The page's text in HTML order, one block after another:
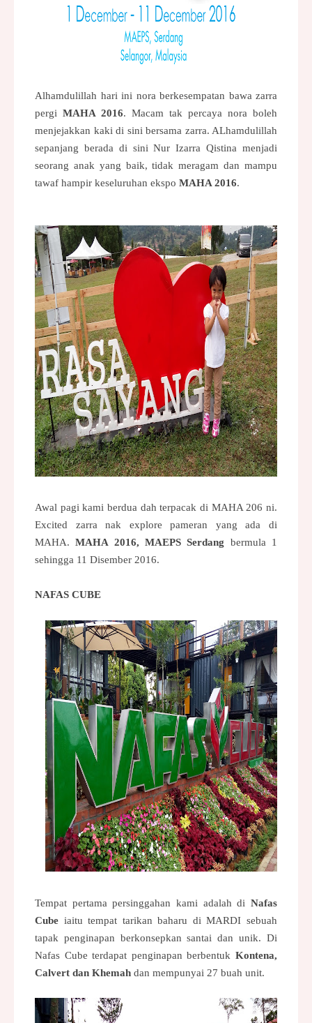
Alhamdulillah hari ini nora berkesempatan bawa zarra
pergi MAHA 2016. Macam tak percaya nora boleh
menjejakkan kaki di sini bersama zarra. ALhamdulillah
sepanjang berada di sini Nur Izarra Qistina menjadi
seorang anak yang baik, tidak meragam dan mampu
tawaf hampir keseluruhan ekspo MAHA 2016.
Awal pagi kami berdua dah terpacak di MAHA 206 ni.
Excited zarra nak explore pameran yang ada di
MAHA.MAHA 2016, MAEPS Serdang bermula 1
sehingga 11 Disember 2016.
NAFAS CUBE
Tempat pertama persinggahan kami adalah di Nafas
Cube iaitu tempat tarikan baharu di MARDI sebuah
tapak penginapan berkonsepkan santai dan unik. Di
Nafas Cube terdapat penginapan berbentuk Kontena,
Calvert dan Khemah dan mempunyai 27 buah unit.